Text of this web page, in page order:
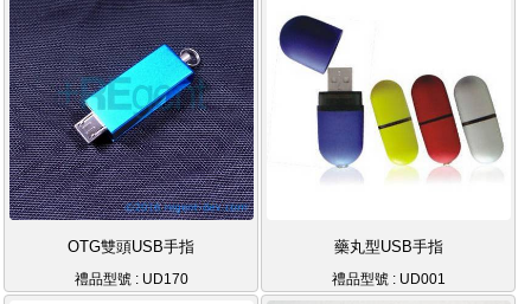
OTG雙頭USB手指
禮品型號 : UD170
藥丸型USB手指
禮品型號 : UD001